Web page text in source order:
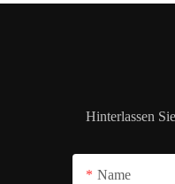
Hinterlassen
Name